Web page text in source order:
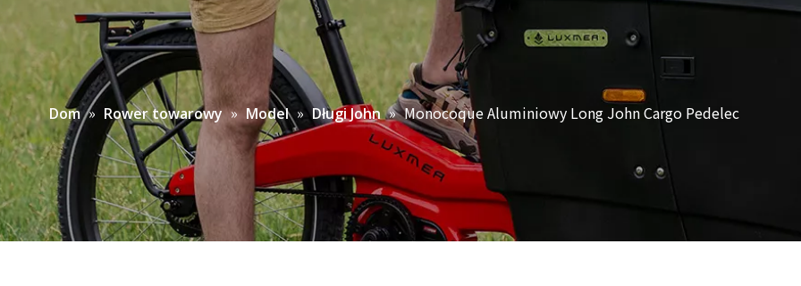
Dom » Rower towarowy » Model » Długi John » Monocoque Aluminiowy Long John Cargo Pedelec